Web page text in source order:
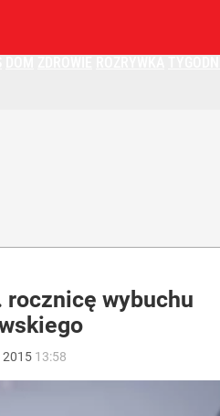
rocznicę wybuchu
2015 13:58